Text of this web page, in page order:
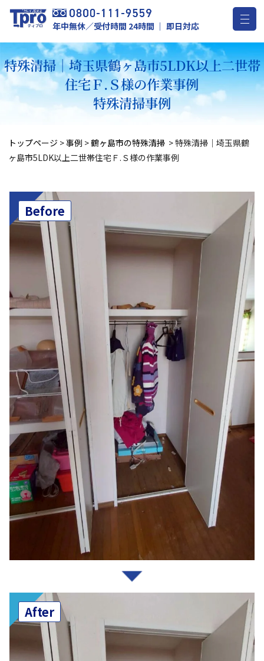
年中無休／受付時間 24時間 ｜ 即日対応
特殊清掃｜埼玉県鶴ヶ島市5LDK以上二世帯
住宅Ｆ.Ｓ様の作業事例
特殊清掃事例
トップページ >事例 >鶴ヶ島市の特殊清掃 >特殊清掃｜埼玉県鶴
ヶ島市5LDK以上二世帯住宅Ｆ.Ｓ様の作業事例
Before
After